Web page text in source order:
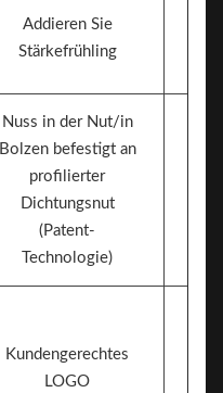
Addieren Sie
Stärkefrühling
Nuss in der Nut/in
Bolzen befestigt an
profilierter
Dichtungsnut
(Patent-
Technologie)
Kundengerechtes
LOGO